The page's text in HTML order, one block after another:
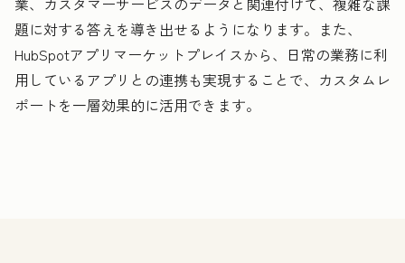
題に対する答えを導き出せるようになります。また、
HubSpotアプリマーケットプレイスから、日常の業務に利
用しているアプリとの連携も実現することで、カスタムレ
ポートを一層効果的に活用できます。